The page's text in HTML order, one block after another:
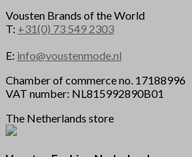
Vousten Brands of the World
T: +31(0) 73 549 2303
E: info@voustenmode.nl
Chamber of commerce no. 17188996
VAT number: NL815992890B01
The Netherlands store